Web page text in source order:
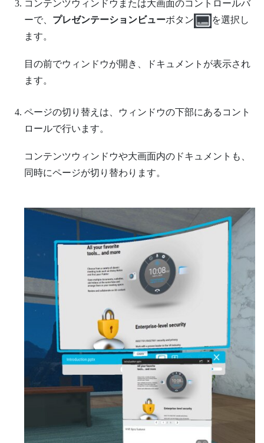
コンテンツウィンドウまたは大画面のコントロールバ
ーで、 プレゼンテーションビューボタン
を選択し
ます。
目の前でウィンドウが開き、ドキュメントが表示され
ます。
ページの切り替えは、ウィンドウの下部にあるコント
ロールで行います。
コンテンツウィンドウや大画面内のドキュメントも、
同時にページが切り替わります。